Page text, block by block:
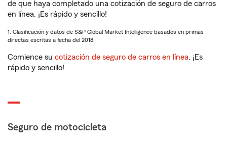
de que haya completado una cotización de seguro de carros
en línea. ¡Es rápido y sencillo!
1. Clasificación y datos de S&P Global Market Intelligence basados en primas
directas escritas a fecha del 2018.
Comience su cotización de seguro de carros en línea. ¡Es
rápido y sencillo!
Seguro de motocicleta